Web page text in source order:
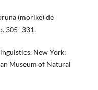
(morike) de
305–331.
New York:
Museum of Natural